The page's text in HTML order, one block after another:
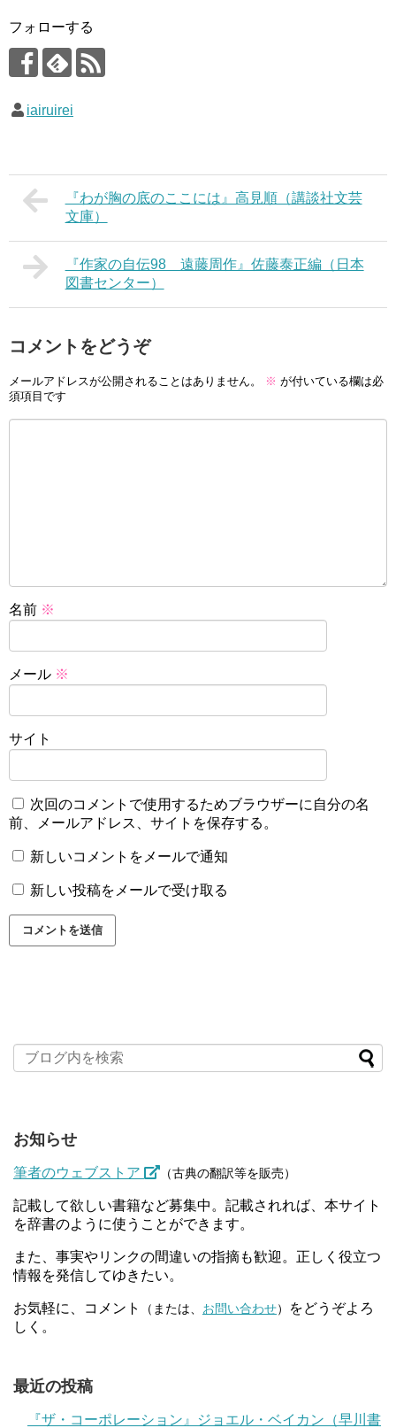
フォローする
iairuirei
『わが胸の底のここには』高見順（講談社文芸
文庫）
『作家の自伝98 遠藤周作』佐藤泰正編（日本
図書センター）
コメントをどうぞ
メールアドレスが公開されることはありません。 ※ が付いている欄は必
須項目です
名前 ※
メール ※
サイト
次回のコメントで使用するためブラウザーに自分の名
前、メールアドレス、サイトを保存する。
新しいコメントをメールで通知
新しい投稿をメールで受け取る
お知らせ
筆者のウェブストア （古典の翻訳等を販売）
記載して欲しい書籍など募集中。記載されれば、本サイト
を辞書のように使うことができます。
また、事実やリンクの間違いの指摘も歓迎。正しく役立つ
情報を発信してゆきたい。
お気軽に、コメント （または、 お問い合わせ）
をどうぞよろ
しく。
最近の投稿
『ザ・コーポレーション』ジョエル・ベイカン（早川書